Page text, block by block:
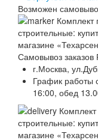
Возможен
Самовывоз
г.Москва,
График работы
16:00, обед